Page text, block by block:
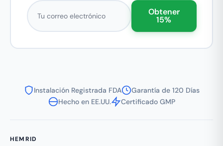
Correo electrónico
Obtener
15%
Instalación Registrada FDA
Garantía de 120 Días
Hecho en EE.UU.
Certificado GMP
HEMRID